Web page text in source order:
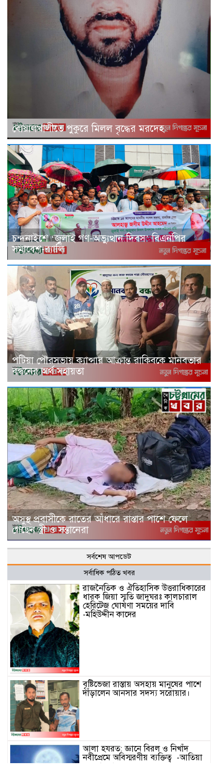
বোয়ালখালীতে পুকুরে মিলল বৃদ্ধের মরদেহ
চন্দনাইশে ‘জুলাই গণ-অভ্যুত্থান দিবস’ বিএনপির
সমাবেশ-র‌্যালি
পটিয়া পৌরসভায় ক্যান্সার আক্রান্ত রাকিবকে মানবতার
বন্ধনের অর্থ সহায়তা
অসুস্থ প্রবাসীকে রাতের আঁধারে রাস্তার পাশে ফেলে
গেছেন স্ত্রী ও সন্তানেরা
সর্বশেষ আপডেট
সর্বাধিক পঠিত খবর
রাজনৈতিক ও ঐতিহাসিক উত্তরাধিকারের
ধারক জিয়া স্মৃতি জাদুঘরঃ কালচারাল
হেরিটেজ ঘোষণা সময়ের দাবি
-মহিউদ্দীন কাদের
বৃষ্টিভেজা রাস্তায় অসহায় মানুষের পাশে
দাঁড়ালেন আনসার সদস্য সরোয়ার।
আলা হযরত: জ্ঞানে বিরল ও নিখাঁদ
নবীপ্রেমে অবিস্মরণীয় ব্যক্তিত্ব -আতিয়া
নুর আফরা